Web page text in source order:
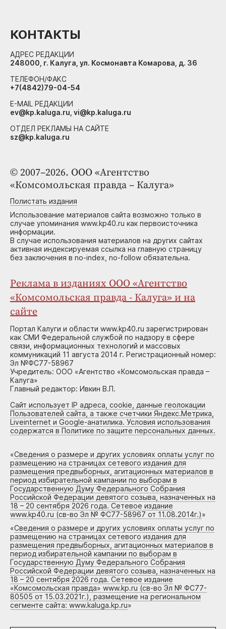
© 2007–2026. ООО «Агентство
«Комсомольская правда – Калуга»
Полистать издания
Использование материалов сайта возможно только в
случае упоминания www.kp40.ru как первоисточника
информации.
В случае использования материалов на других сайтах
активная индексируемая ссылка на главную страницу
без заключения в no-index, no-follow обязательна.
Реклама в изданиях ООО «Агентство
«Комсомольская правда - Калуга» и на
сайте
Портал Калуги и области www.kp40.ru зарегистрирован
как СМИ Федеральной службой по надзору в сфере
связи, информационных технологий и массовых
коммуникаций 11 августа 2014 г. Регистрационный номер:
Эл №ФС77-58967
Учредитель: ООО «Агентство «Комсомольская правда –
Калуга»
Главный редактор: Ивкин В.П.
Сайт использует IP адреса, cookie, данные геолокации
Пользователей сайта, а также счетчики Яндекс.Метрика,
Liveinternet и Google-анатилика. Условия использования
содержатся в Политике по защите персональных данных.
«Сведения о размере и других условиях оплаты услуг по
размещению на страницах сетевого издания для
размещения предвыборных, агитационных материалов в
период избирательной кампании по выборам в
Государственную Думу Федерального Собрания
Российской Федерации девятого созыва, назначенных на
18 – 20 сентября 2026 года. Сетевое издание
www.kp40.ru (св-во Эл № ФС77-58967 от 11.08.2014г.)»
«Сведения о размере и других условиях оплаты услуг по
размещению на страницах сетевого издания для
размещения предвыборных, агитационных материалов в
период избирательной кампании по выборам в
Государственную Думу Федерального Собрания
Российской Федерации девятого созыва, назначенных на
18 – 20 сентября 2026 года. Сетевое издание
«Комсомольская правда» www.kp.ru (св-во Эл № ФС77-
80505 от 15.03.2021г.), размещение на региональном
сегменте сайта: www.kaluga.kp.ru»
КОНТАКТЫ
АДРЕС РЕДАКЦИИ
248000, г. Калуга, ул. Космонавта Комарова, д. 36
ТЕЛЕФОН/ФАКС
+7(4842)79-04-54
E-MAIL РЕДАКЦИИ
ev@kp.kaluga.ru, vi@kp.kaluga.ru
ОТДЕЛ РЕКЛАМЫ НА САЙТЕ
sz@kp.kaluga.ru